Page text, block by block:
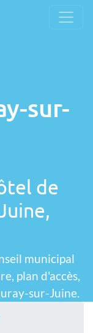
sur-
de
municipal
plan d'accès,
sur-Juine.